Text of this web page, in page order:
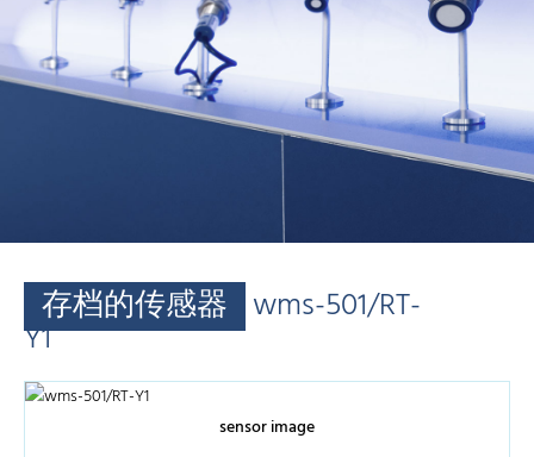
存档的传感器 wms-501/RT-
Y1
sensor image